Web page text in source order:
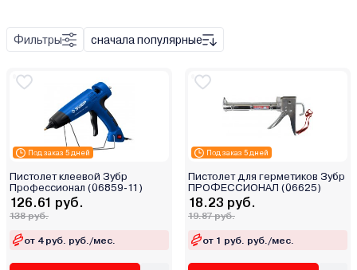
Фильтры сначала популярные
Под заказ 5 дней
Пистолет клеевой Зубр
Профессионал (06859-11)
126.61 руб.
138 руб.
от 4 руб. руб./мес.
Под заказ 5 дней
Пистолет для герметиков Зубр
ПРОФЕССИОНАЛ (06625)
18.23 руб.
19.87 руб.
от 1 руб. руб./мес.